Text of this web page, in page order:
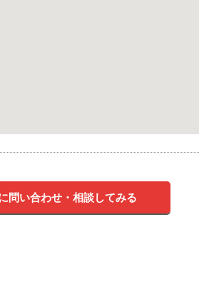
問い合わせ・相談してみる